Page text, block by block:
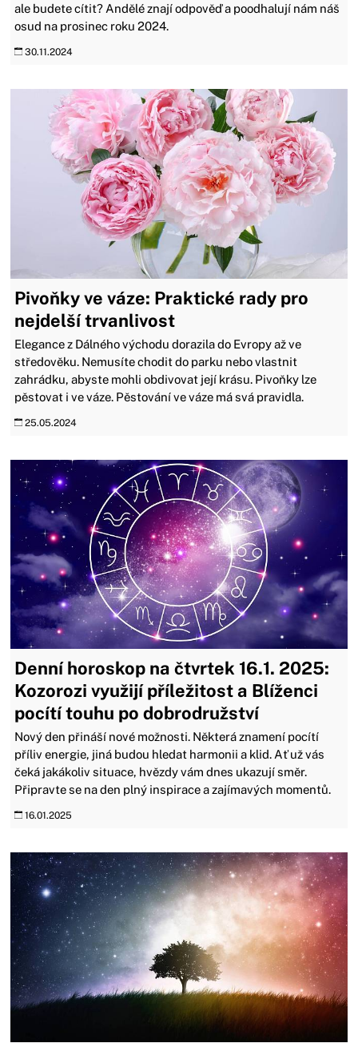
ale budete cítit? Andělé znají odpověď a poodhalují nám náš
osud na prosinec roku 2024.
30.11.2024
Pivoňky ve váze: Praktické rady pro
nejdelší trvanlivost
Elegance z Dálného východu dorazila do Evropy až ve
středověku. Nemusíte chodit do parku nebo vlastnit
zahrádku, abyste mohli obdivovat její krásu. Pivoňky lze
pěstovat i ve váze. Pěstování ve váze má svá pravidla.
25.05.2024
Denní horoskop na čtvrtek 16.1. 2025:
Kozorozi využijí příležitost a Blíženci
pocítí touhu po dobrodružství
Nový den přináší nové možnosti. Některá znamení pocítí
příliv energie, jiná budou hledat harmonii a klid. Ať už vás
čeká jakákoliv situace, hvězdy vám dnes ukazují směr.
Připravte se na den plný inspirace a zajímavých momentů.
16.01.2025